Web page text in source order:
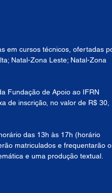
em cursos técnicos, ofertadas
Natal-Zona Leste; Natal-Zona
Fundação de Apoio ao IFRN
de inscrição, no valor de R$ 30,
das 13h às 17h (horário
matriculados e frequentarão
e uma produção textual.